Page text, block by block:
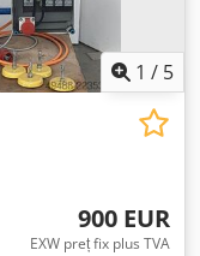
1 / 5
900 EUR
EXW preț fix plus TVA